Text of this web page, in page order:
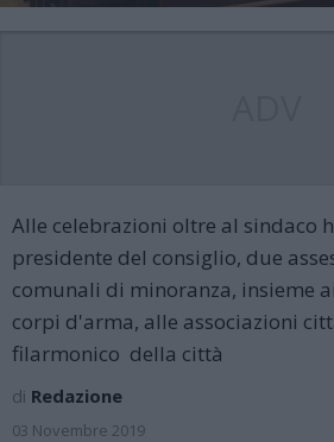
Alle celebrazioni oltre al sindaco
presidente del consiglio, due
comunali di minoranza, insieme
corpi d'arma, alle associazioni
filarmonico della città
di Redazione
03 Novembre 2019